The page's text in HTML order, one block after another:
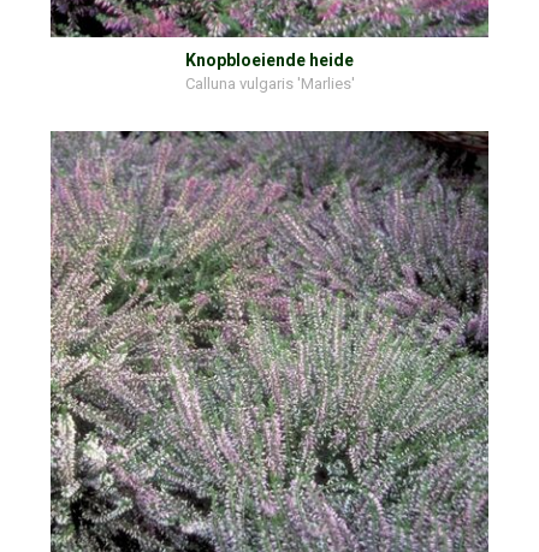
Knopbloeiende heide
Calluna vulgaris 'Marlies'